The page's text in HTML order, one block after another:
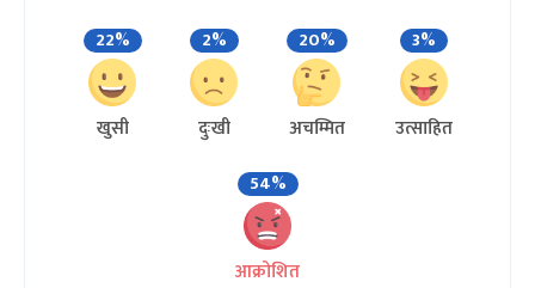
22%
खुसी
2%
दुःखी
20%
अचम्मित
3%
उत्साहित
54%
आक्रोशित